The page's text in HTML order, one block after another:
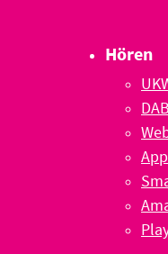
Hören